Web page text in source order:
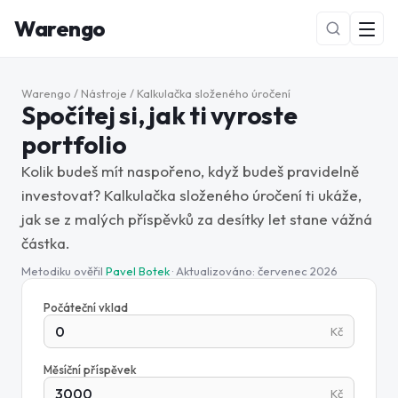
Warengo
NOVÉ
Warengo / Nástroje / Kalkulačka složeného úročení
Spočítej si, jak ti vyroste
portfolio
Kolik budeš mít naspořeno, když budeš pravidelně
investovat? Kalkulačka složeného úročení ti ukáže,
jak se z malých příspěvků za desítky let stane vážná
částka.
Metodiku ověřil Pavel Botek· Aktualizováno: červenec 2026
Počáteční vklad
Kč
Měsíční příspěvek
Kč